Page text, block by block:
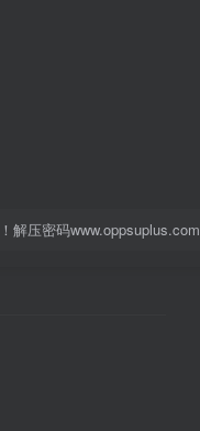
解压密码www.oppsuplus.com